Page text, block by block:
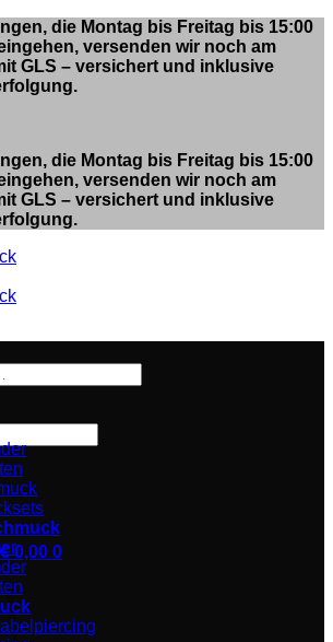
die Montag bis Freitag bis 15:00
versenden wir noch am
GLS – versichert und inklusive
die Montag bis Freitag bis 15:00
versenden wir noch am
GLS – versichert und inklusive
€0,00 0